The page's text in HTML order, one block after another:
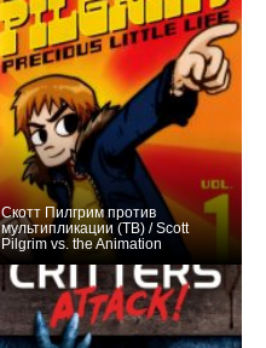
Скотт Пилгрим против
мультипликации (ТВ) / Scott
Pilgrim vs. the Animation